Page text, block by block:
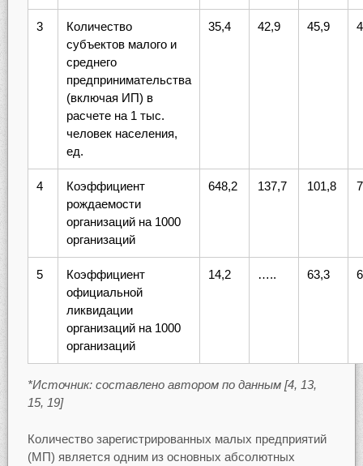
3
Количество
субъектов малого и
среднего
предпринимательства
(включая ИП) в
расчете на 1 тыс.
человек населения,
ед.
35,4 42,9 45,9
4
Коэффициент
рождаемости
организаций на 1000
организаций
648,2 137,7 101,8
5
Коэффициент
официальной
ликвидации
организаций на 1000
организаций
14,2 ….. 63,3
*Источник: составлено автором по данным [4, 13,
15, 19]
Количество зарегистрированных малых предприятий
(МП) является одним из основных абсолютных